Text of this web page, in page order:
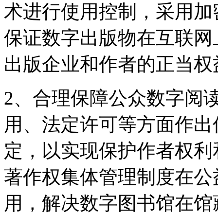
术进行使用控制，采用
保证数字出版物在互联
出版企业和作者的正当权
2、合理保障公众数字阅
用、法定许可等方面作
定，以实现保护作者权
著作权集体管理制度在
用，解决数字图书馆在